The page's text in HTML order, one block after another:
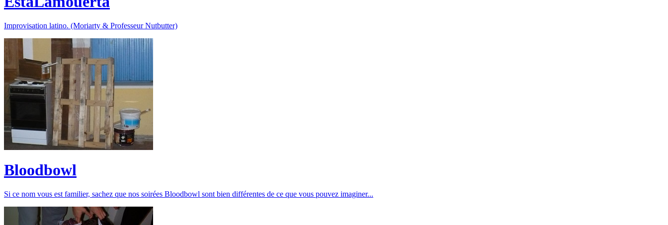
Improvisation latino. (Moriarty & Professeur Nutbutter)
Bloodbowl
Si ce nom vous est familier, sachez que nos soirées Bloodbowl sont bien différentes de ce que vous pouvez imaginer...